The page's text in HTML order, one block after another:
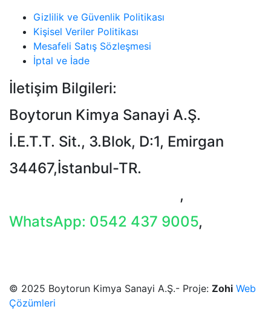
Gizlilik ve Güvenlik Politikası
Kişisel Veriler Politikası
Mesafeli Satış Sözleşmesi
İptal ve İade
İletişim Bilgileri:
Boytorun Kimya Sanayi A.Ş.
İ.E.T.T. Sit., 3.Blok, D:1, Emirgan
34467,İstanbul-TR.
,
WhatsApp: 0542 437 9005,
© 2025 Boytorun Kimya Sanayi A.Ş.- Proje: Zohi Web
Çözümleri